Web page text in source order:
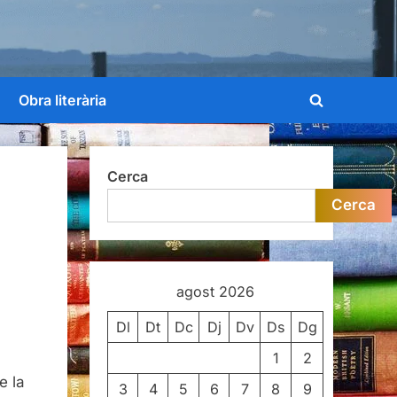
Obra literària
Toggle
search
form
la
Cerca
Cerca
agost 2026
Dl Dt Dc Dj Dv Ds
Dg
1
2
3
4 5 6 7 8
9